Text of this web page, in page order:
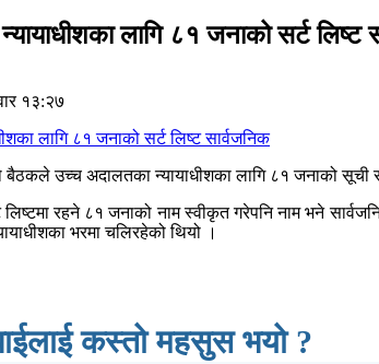
लागि ८१ जनाको सर्ट लिष्ट
१३:२७
बैठकले उच्च अदालतका न्यायाधीशका लागि ८१ जनाको सूची
रहने ८१ जनाको नाम स्वीकृत गरेपनि नाम भने
भरमा चलिरहेको थियो ।
कस्तो महसुस भयो ?